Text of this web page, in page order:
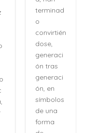
distancia,
naturalid
ad que
desconci
erta. Su
e al
pasado,
una